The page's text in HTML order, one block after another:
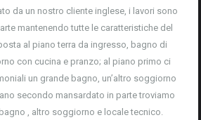
da un nostro cliente inglese, i lavori sono
mantenendo tutte le caratteristiche del
al piano terra da ingresso, bagno di
con cucina e pranzo; al piano primo ci
un grande bagno, un’altro soggiorno
secondo mansardato in parte troviamo
, altro soggiorno e locale tecnico.